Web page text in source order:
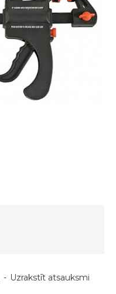
- Uzrakstīt atsauksmi